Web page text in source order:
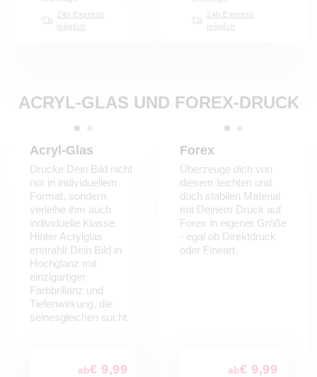
24h Express
möglich
24h Express
möglich
ACRYL-GLAS UND FOREX-DRUCK
Acryl-Glas
Drucke Dein Bild nicht
nur in individuellem
Format, sondern
verleihe ihm auch
individuelle Klasse.
Hinter Acrylglas
erstrahlt Dein Bild in
Hochglanz mit
einzigartiger
Farbbrillanz und
Tiefenwirkung, die
seinesgleichen sucht.
ab€ 9,99
Forex
Überzeuge dich von
diesem leichten und
doch stabilen Material
mit Deinem Druck auf
Forex in eigener Größe
- egal ob Direktdruck
oder Fineart.
ab€ 9,99